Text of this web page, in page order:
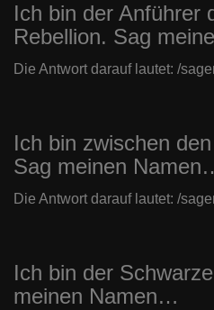
Ich bin der Anführer
Rebellion. Sag
Die Antwort darauf lautet: /
Ich bin zwischen
Sag meinen
Die Antwort darauf lautet: /
Ich bin der
meinen Namen…